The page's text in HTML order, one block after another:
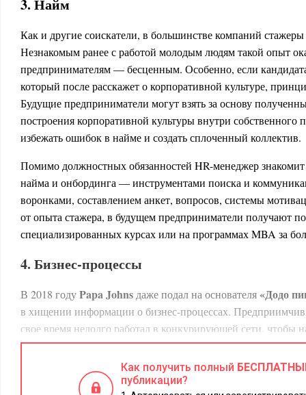
3. Найм
Как и другие соискатели, в большинстве компаний стажеры
Незнакомым ранее с работой молодым людям такой опыт
предпринимателям — бесценным. Особенно, если
который после расскажет о корпоративной культуре,
Будущие предприниматели могут взять за основу
построения корпоративной культуры внутри собственного
избежать ошибок в найме и создать сплоченный коллектив.
Помимо должностных обязанностей HR-менеджер
найма и онбординга — инструментами поиска и
воронками, составлением анкет, вопросов, системы
от опыта стажера, в будущем предприниматели получают
специализированных курсах или на программах MBA за
4. Бизнес-процессы
В 2018 годуPapa Johns даже подал на основателя«Додо
в хищении информации о бизнес-процессах.
свое время недолго работал в конкурирующей сети, чтобы
работает компания изнутри. Безусловно, назвать это
свидетельствует последующая отмена иска. Упрекнуть
получить знания, что должно быть в крови у любого
Как получить полный
публикации?